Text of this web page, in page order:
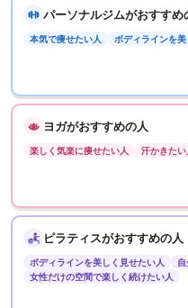
パーソナルジムがおすすめ
本気で痩せたい人 ボディラインを
ヨガがおすすめの人
楽しく気楽に痩せたい人 汗かきたい
ピラティスがおすすめの人
ボディラインを美しく見せたい人
女性だけの空間で楽しく続けたい人